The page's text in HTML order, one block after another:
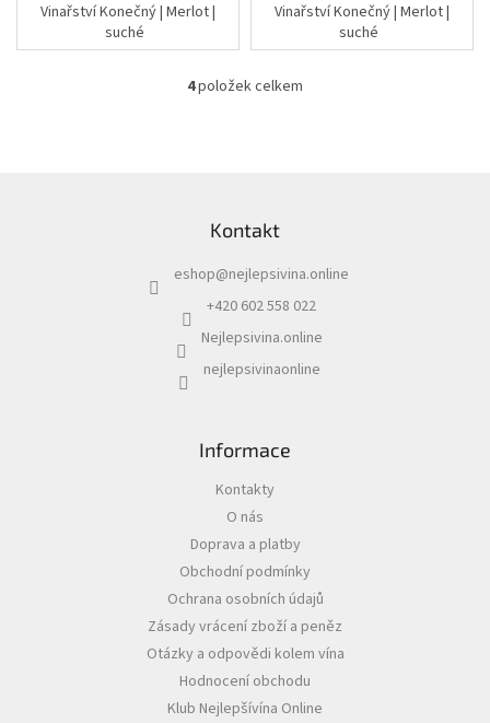
Vinařství Konečný | Merlot |
suché
Vinařství Konečný | Merlot |
suché
O
c
í
r
v
y
v
s
4položek celkem
Kontakt
eshop@nejlepsivina.online
+420 602 558 022
Nejlepsivina.online
nejlepsivinaonline
Informace
Kontakty
O nás
Doprava a platby
Obchodní podmínky
Ochrana osobních údajů
Zásady vrácení zboží a peněz
Otázky a odpovědi kolem vína
Hodnocení obchodu
Klub Nejlepšívína Online